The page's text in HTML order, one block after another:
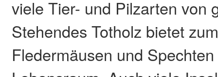
viele Tier- und Pilzarten von
Stehendes Totholz bietet
Fledermäusen und